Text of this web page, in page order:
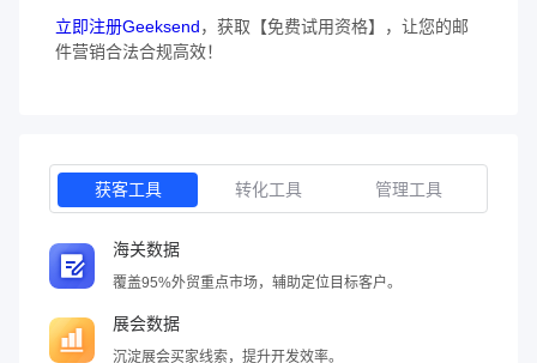
立即注册Geeksend，获取【免费试用资格】，让您的邮
件营销合法合规高效！
获客工具 转化工具 管理工具
海关数据
覆盖95%外贸重点市场，辅助定位目标客户。
展会数据
沉淀展会买家线索，提升开发效率。